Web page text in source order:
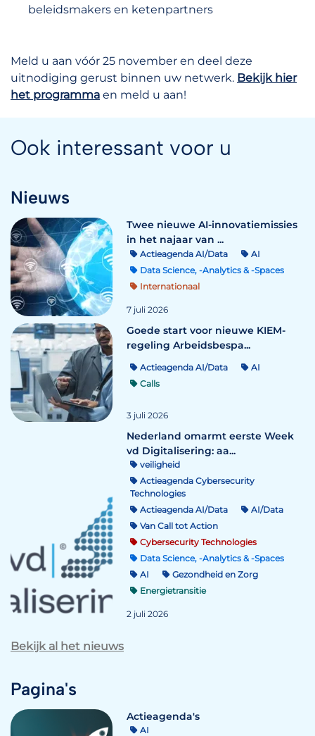
beleidsmakers en ketenpartners
Meld u aan vóór 25 november en deel deze
uitnodiging gerust binnen uw netwerk. Bekijk hier
het programma en meld u aan!
Ook interessant voor u
Nieuws
Twee nieuwe AI-innovatiemissies
in het najaar van ...
Actieagenda AI/Data
AI
Data Science, -Analytics & -Spaces
Internationaal
7 juli 2026
Goede start voor nieuwe KIEM-
regeling Arbeidsbespa...
Actieagenda AI/Data
AI
Calls
3 juli 2026
Nederland omarmt eerste Week
vd Digitalisering: aa...
veiligheid
Actieagenda Cybersecurity
Technologies
Actieagenda AI/Data
AI/Data
Van Call tot Action
Cybersecurity Technologies
Data Science, -Analytics & -Spaces
AI
Gezondheid en Zorg
Energietransitie
2 juli 2026
Bekijk al het nieuws
Pagina's
Actieagenda's
AI